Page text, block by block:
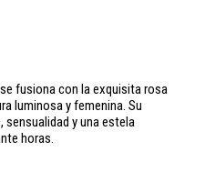
fusiona con la exquisita rosa
luminosa y femenina. Su
y una estela
horas.